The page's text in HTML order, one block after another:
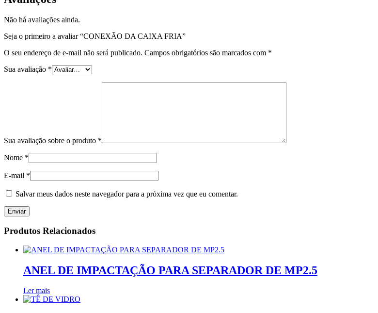
Não há avaliações ainda.
Seja o primeiro a avaliar “CONEXÃO DA CAIXA FRIA”
O seu endereço de e-mail não será publicado. Campos obrigatórios são marcados com *
Sua avaliação *
Sua avaliação sobre o produto *
Nome *
E-mail *
Salvar meus dados neste navegador para a próxima vez que eu comentar.
Produtos Relacionados
ANEL DE IMPACTAÇÃO PARA SEPARADOR DE MP2.5
Ler mais